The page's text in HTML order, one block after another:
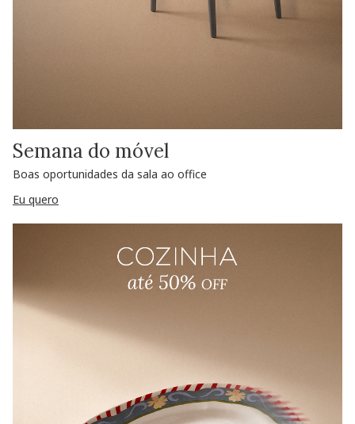
Semana do móvel
Boas oportunidades da sala ao office
Eu quero